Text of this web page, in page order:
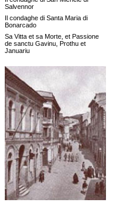
Salvennor
Il condaghe di Santa Maria di
Bonarcado
Sa Vitta et sa Morte, et Passione
de sanctu Gavinu, Prothu et
Januariu